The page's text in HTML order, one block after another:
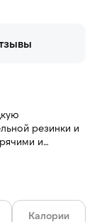
резинки и
и
к
Калории